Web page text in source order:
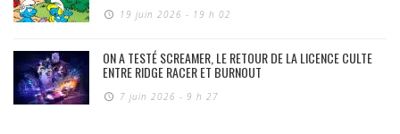
19 juin 2026 - 19 h 02
ON A TESTÉ SCREAMER, LE RETOUR DE LA LICENCE CULTE
ENTRE RIDGE RACER ET BURNOUT
7 juin 2026 - 9 h 27